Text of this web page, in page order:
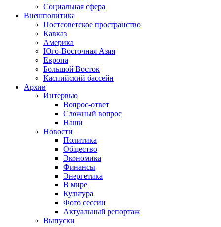
Социальная сфера
Внешполитика
Постсоветское пространство
Кавказ
Америка
Юго-Восточная Азия
Европа
Большой Восток
Каспийский бассейн
Архив
Интервью
Вопрос-ответ
Сложный вопрос
Наши
Новости
Политика
Общество
Экономика
Финансы
Энергетика
В мире
Культура
Фото сессии
Актуальный репортаж
Выпуски